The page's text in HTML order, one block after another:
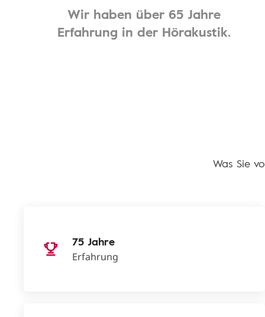
Wir haben über 65 Jahre
Erfahrung in der Hörakustik.
Was Sie
75 Jahre
Erfahrung